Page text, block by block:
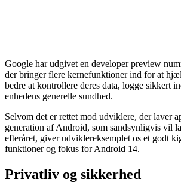
Google har udgivet en developer preview
der bringer flere kernefunktioner ind for at
bedre at kontrollere deres data, logge sikkert
enhedens generelle sundhed.
Selvom det er rettet mod udviklere, der laver
generation af Android, som sandsynligvis vil
efteråret, giver udviklereksemplet os et godt
funktioner og fokus for Android 14.
Privatliv og sikkerhed